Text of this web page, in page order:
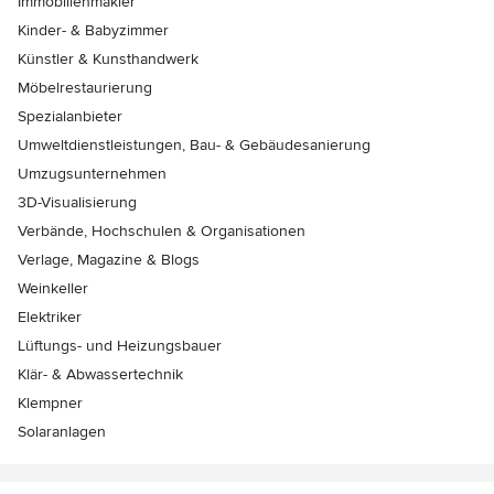
Kinder- & Babyzimmer
Künstler & Kunsthandwerk
Möbelrestaurierung
Spezialanbieter
Umweltdienstleistungen, Bau- & Gebäudesanierung
Umzugsunternehmen
3D-Visualisierung
Verbände, Hochschulen & Organisationen
Verlage, Magazine & Blogs
Weinkeller
Elektriker
Lüftungs- und Heizungsbauer
Klär- & Abwassertechnik
Klempner
Solaranlagen